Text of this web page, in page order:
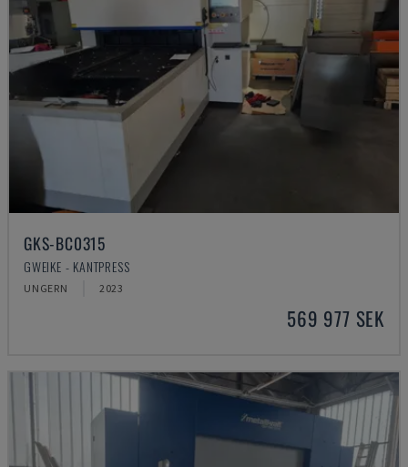
GKS-BC0315
GWEIKE - KANTPRESS
UNGERN 2023
569 977 SEK